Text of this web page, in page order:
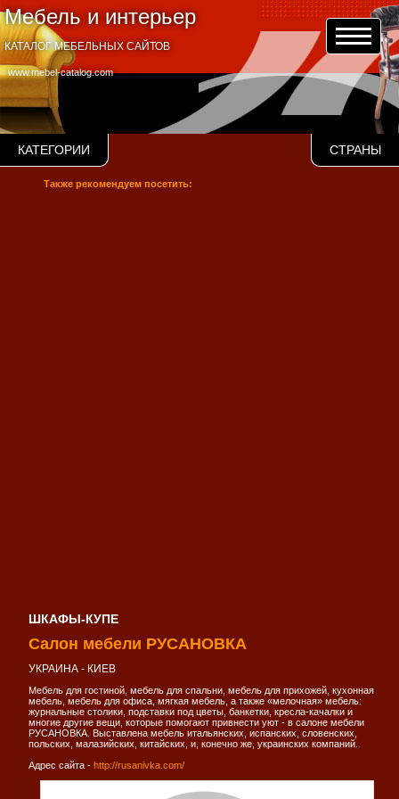
Мебель и интерьер
www.mebel-catalog.com
КАТАЛОГ МЕБЕЛЬНЫХ САЙТОВ
КАТЕГОРИИ СТРАНЫ
Также рекомендуем посетить:
ШКАФЫ-КУПЕ
Салон мебели РУСАНОВКА
УКРАИНА - КИЕВ
Мебель для гостиной, мебель для спальни, мебель для прихожей, кухонная
мебель, мебель для офиса, мягкая мебель, а также «мелочная» мебель:
журнальные столики, подставки под цветы, банкетки, кресла-качалки и
многие другие вещи, которые помогают привнести уют - в салоне мебели
РУСАНОВКА. Выставлена мебель итальянских, испанских, словенских,
польских, малазийских, китайских, и, конечно же, украинских компаний.
Адрес сайта - http://rusanivka.com/